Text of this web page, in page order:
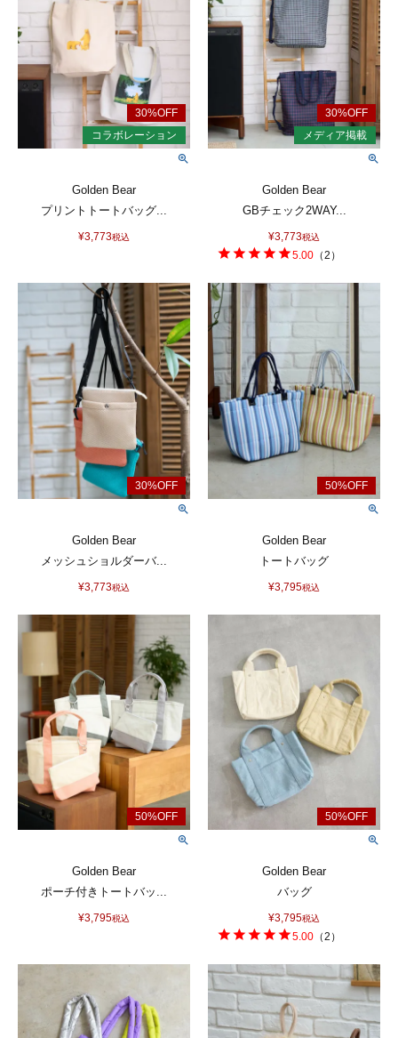
Golden Bear
プリントトートバッグ...
¥3,773税込
Golden Bear
GBチェック2WAY...
¥3,773税込
5.00 （2 ）
Golden Bear
メッシュショルダーバ...
¥3,773税込
Golden Bear
トートバッグ
¥3,795税込
Golden Bear
ポーチ付きトートバッ...
¥3,795税込
Golden Bear
バッグ
¥3,795税込
5.00 （2 ）